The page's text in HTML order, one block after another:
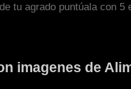
tu agrado puntúala con 5
imagenes de